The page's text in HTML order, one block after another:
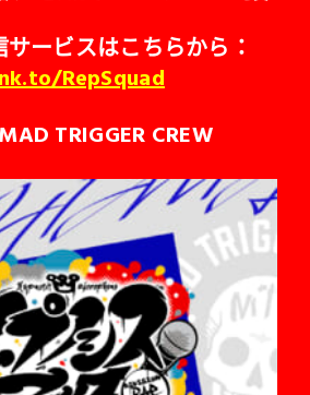
ービスはこちらから：
RepSquad
TRIGGER CREW